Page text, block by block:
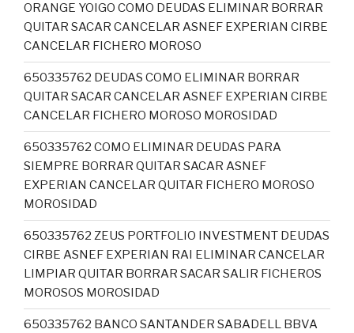
ORANGE YOIGO COMO DEUDAS ELIMINAR BORRAR
QUITAR SACAR CANCELAR ASNEF EXPERIAN CIRBE
CANCELAR FICHERO MOROSO
650335762 DEUDAS COMO ELIMINAR BORRAR
QUITAR SACAR CANCELAR ASNEF EXPERIAN CIRBE
CANCELAR FICHERO MOROSO MOROSIDAD
650335762 COMO ELIMINAR DEUDAS PARA
SIEMPRE BORRAR QUITAR SACAR ASNEF
EXPERIAN CANCELAR QUITAR FICHERO MOROSO
MOROSIDAD
650335762 ZEUS PORTFOLIO INVESTMENT DEUDAS
CIRBE ASNEF EXPERIAN RAI ELIMINAR CANCELAR
LIMPIAR QUITAR BORRAR SACAR SALIR FICHEROS
MOROSOS MOROSIDAD
650335762 BANCO SANTANDER SABADELL BBVA